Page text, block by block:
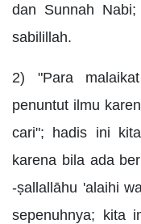
dan Sunnah
sabilillah.
2) "Para
penuntut ilmu
cari"; hadis ini
karena bila ada
-ṣallallāhu 'alaihi
sepenuhnya; kita